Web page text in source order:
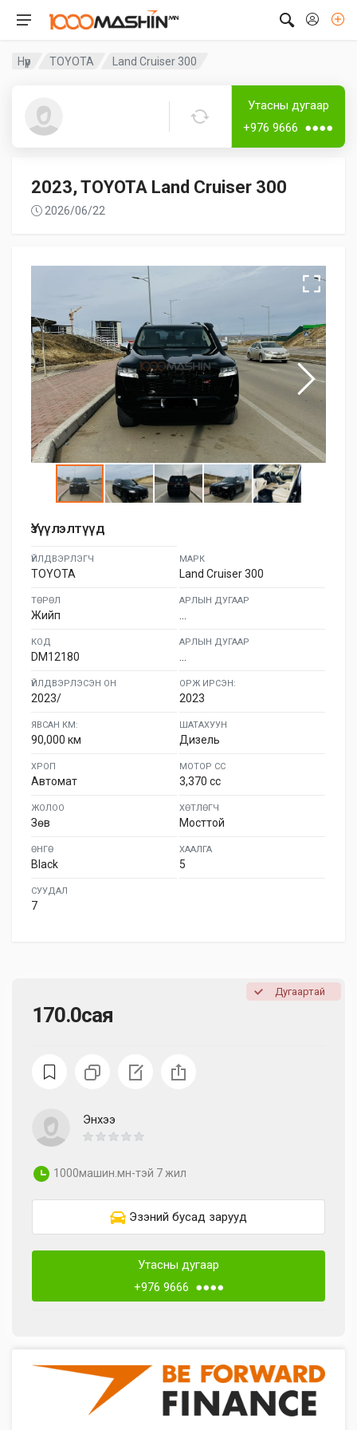
Нүүр TOYOTA Land Cruiser 300
Утасны дугаар
+976 9666 ●●●●
2023, TOYOTA Land Cruiser 300
2026/06/22
170.0сая
Дугаартай
Энхээ
1000машин.мн-тэй 7 жил
Эзэний бусад зарууд
Утасны дугаар
+976 9666 ●●●●
Үзүүлэлтүүд
ҮЙЛДВЭРЛЭГЧ
TOYOTA
МАРК
Land Cruiser 300
ТӨРӨЛ
Жийп
АРЛЫН ДУГААР
КОД
DM12180
АРЛЫН ДУГААР
ҮЙЛДВЭРЛЭСЭН ОН
2023/
ОРЖ ИРСЭН:
2023
ЯВСАН КМ:
90,000 км
ШАТАХУУН
Дизель
ХРОП
Автомат
МОТОР СС
3,370 cc
ЖОЛОО
Зөв
ХӨТЛӨГЧ
Мосттой
ӨНГӨ
Black
ХААЛГА
5
СУУДАЛ
7